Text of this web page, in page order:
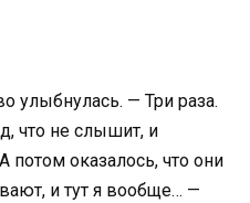
улыбнулась. — Три раза.
что не слышит, и
потом оказалось, что они
и тут я вообще… —